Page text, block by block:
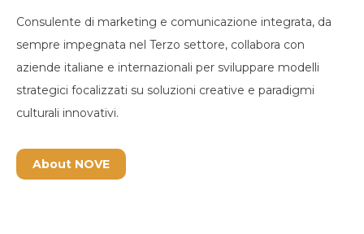
Consulente di marketing e comunicazione integrata, da
sempre impegnata nel Terzo settore, collabora con
aziende italiane e internazionali per sviluppare modelli
strategici focalizzati su soluzioni creative e paradigmi
culturali innovativi.
About NOVE